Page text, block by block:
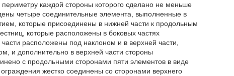
каждой стороны которого сделано не меньше
четыре соединительные элемента, выполненные в
которые присоединены в нижней части к продольным
которые расположены в боковых частях
расположены под наклоном и в верхней части,
и дополнительно в верхней части стороны
с продольными сторонами пяти элементов в виде
жестко соединены со сторонами верхнего